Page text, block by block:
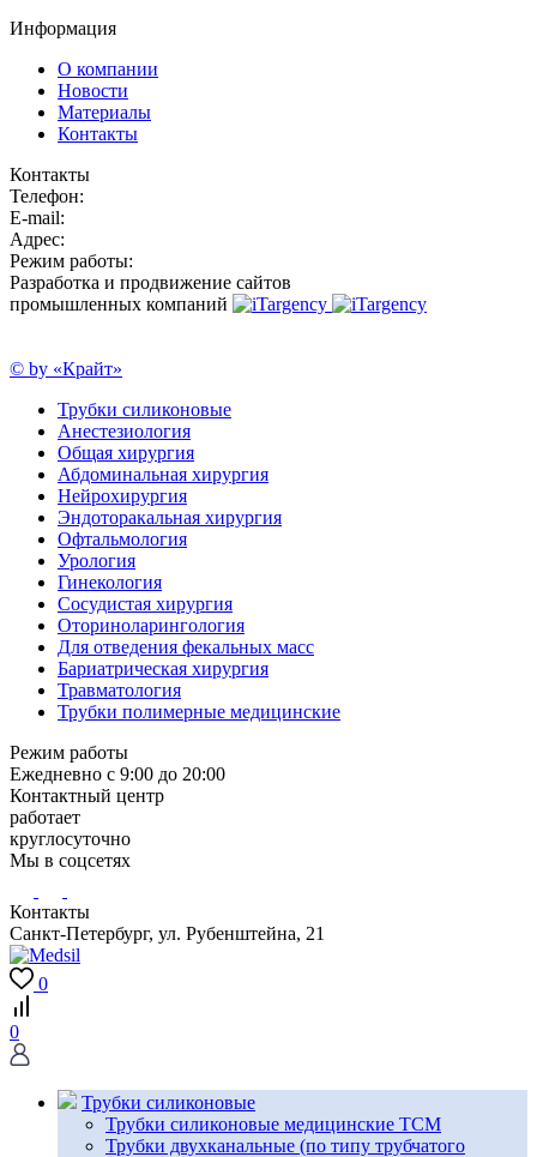
Информация
О компании
Новости
Материалы
Контакты
Контакты
Телефон:
E-mail:
Адрес:
Режим работы:
Разработка и продвижение сайтов
промышленных компаний
© by «Крайт»
Трубки силиконовые
Анестезиология
Общая хирургия
Абдоминальная хирургия
Нейрохирургия
Эндоторакальная хирургия
Офтальмология
Урология
Гинекология
Сосудистая хирургия
Оториноларингология
Для отведения фекальных масс
Бариатрическая хирургия
Травматология
Трубки полимерные медицинские
Режим работы
Ежедневно с 9:00 до 20:00
Контактный центр
работает
круглосуточно
Мы в соцсетях
Контакты
Санкт-Петербург, ул. Рубенштейна, 21
0
0
Трубки силиконовые
Трубки силиконовые медицинские ТСМ
Трубки двухканальные (по типу трубчатого